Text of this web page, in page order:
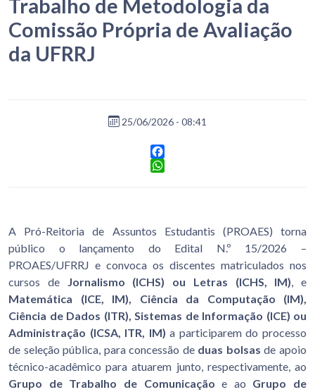
Trabalho de Metodologia da
Comissão Própria de Avaliação
da UFRRJ
25/06/2026 - 08:41
Facebook
A Pró-Reitoria de Assuntos Estudantis (PROAES) torna
público o lançamento do Edital N.º 15/2026 –
PROAES/UFRRJ e convoca os discentes matriculados nos
cursos de
Jornalismo (ICHS) ou Letras (ICHS, IM) , e
Matemática (ICE, IM), Ciência da Computação (IM),
Ciência de Dados (ITR), Sistemas de Informação (ICE) ou
Administração (ICSA, ITR, IM)a participarem do processo
de seleção pública, para concessão de duas bolsasde apoio
técnico-acadêmico para atuarem junto, respectivamente, ao
Grupo de Trabalho de Comunicaçãoe ao Grupo de